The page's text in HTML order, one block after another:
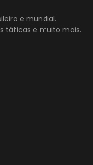
e mundial.
táticas e muito mais.